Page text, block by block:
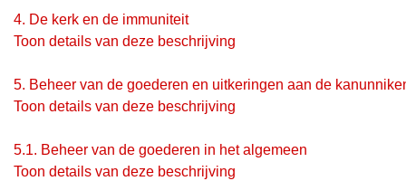
4. De kerk en de immuniteit
Toon details van deze beschrijving
5. Beheer van de goederen en uitkeringen aan de
Toon details van deze beschrijving
5.1. Beheer van de goederen in het algemeen
Toon details van deze beschrijving